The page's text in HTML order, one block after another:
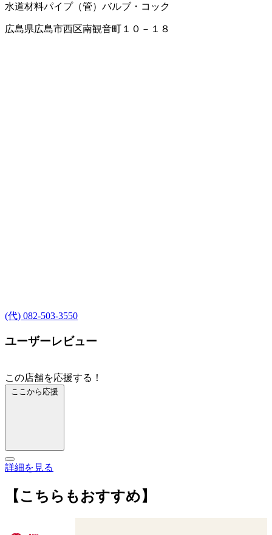
水道材料パイプ（管） バルブ・コック
広島県広島市西区南観音町１０－１８
(代) 082-503-3550
ユーザーレビュー
この店舗を応援する！
ここから応援
詳細を見る
【こちらもおすすめ】